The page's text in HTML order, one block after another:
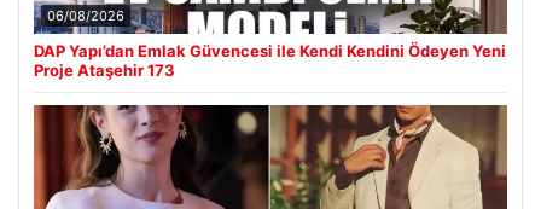
06/08/2026
DAP Yapı’dan Emlak Güvencesi ile Kendi Kendini Ödeyen Yeni
Proje Ataşehir 173